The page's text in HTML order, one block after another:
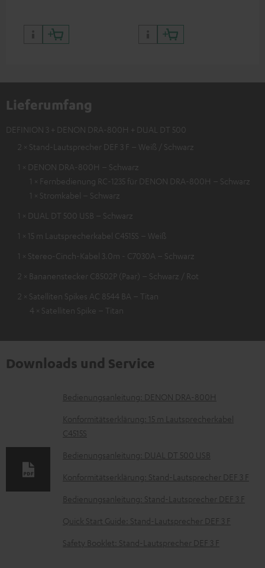
Lieferumfang
DEFINION 3 + DENON DRA-800H + DUAL DT 500
2 × Stand-Lautsprecher DEF 3 F – Weiß / Schwarz
1 × DENON DRA-800H – Schwarz
1 × Fernbedienung RC-1235 für DENON DRA-800H – Schwarz
1 × Stromkabel – Schwarz
1 × DUAL DT 500 USB – Schwarz
1 × 15 m Lautsprecherkabel C4515S – Weiß
1 × Stereo-Cinch-Kabel 3.0m - C7030A – Schwarz
2 × Bananenstecker C8502P (Paar) – Schwarz / Rot
2 × Satelliten Spikes AC 8544 BA – Titan
4 × Satelliten Spike – Titan
Downloads und Service
D
o
k
u
e
n
t
e
Bedienungsanleitung: DENON DRA-800H
Konformitätserklärung: 15 m Lautsprecherkabel
C4515S
Bedienungsanleitung: DUAL DT 500 USB
Konformitätserklärung: Stand-Lautsprecher DEF 3 F
Bedienungsanleitung: Stand-Lautsprecher DEF 3 F
Quick Start Guide: Stand-Lautsprecher DEF 3 F
Safety Booklet: Stand-Lautsprecher DEF 3 F